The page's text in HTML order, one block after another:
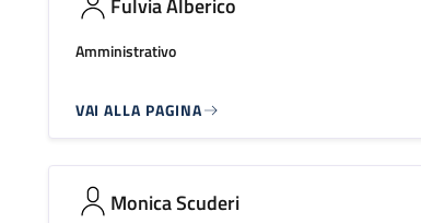
Amministrativo
VAI ALLA PAGINA
Monica Scuderi